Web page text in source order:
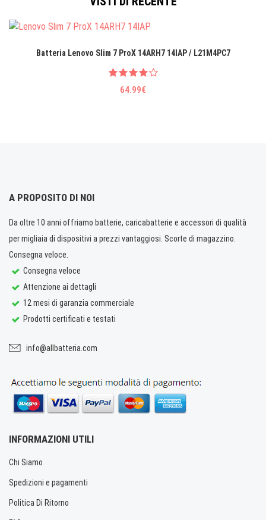
Batteria Lenovo Slim 7 ProX 14ARH7 14IAP / L21M4PC7
64.99€
A PROPOSITO DI NOI
Da oltre 10 anni offriamo batterie, caricabatterie e accessori di qualità
per migliaia di dispositivi a prezzi vantaggiosi. Scorte di magazzino.
Consegna veloce.
Consegna veloce
Attenzione ai dettagli
12 mesi di garanzia commerciale
Prodotti certificati e testati
info@allbatteria.com
INFORMAZIONI UTILI
Chi Siamo
Spedizioni e pagamenti
Politica Di Ritorno